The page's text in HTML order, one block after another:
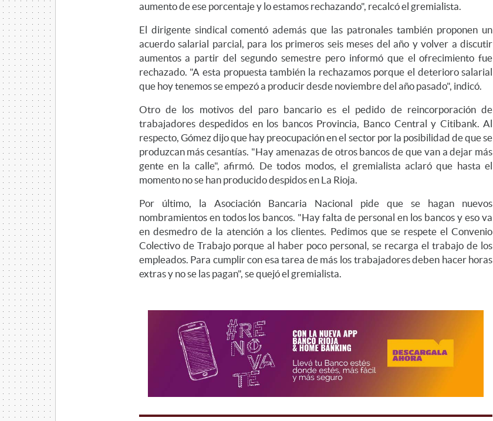
aumento de ese porcentaje y lo estamos rechazando", recalcó el gremialista.
El dirigente sindical comentó además que las patronales también proponen un
acuerdo salarial parcial, para los primeros seis meses del año y volver a discutir
aumentos a partir del segundo semestre pero informó que el ofrecimiento fue
rechazado. "A esta propuesta también la rechazamos porque el deterioro salarial
que hoy tenemos se empezó a producir desde noviembre del año pasado", indicó.
Otro de los motivos del paro bancario es el pedido de reincorporación de
trabajadores despedidos en los bancos Provincia, Banco Central y Citibank. Al
respecto, Gómez dijo que hay preocupación en el sector por la posibilidad de que se
produzcan más cesantías. "Hay amenazas de otros bancos de que van a dejar más
gente en la calle", afirmó. De todos modos, el gremialista aclaró que hasta el
momento no se han producido despidos en La Rioja.
Por último, la Asociación Bancaria Nacional pide que se hagan nuevos
nombramientos en todos los bancos. "Hay falta de personal en los bancos y eso va
en desmedro de la atención a los clientes. Pedimos que se respete el Convenio
Colectivo de Trabajo porque al haber poco personal, se recarga el trabajo de los
empleados. Para cumplir con esa tarea de más los trabajadores deben hacer horas
extras y no se las pagan", se quejó el gremialista.